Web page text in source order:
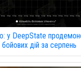
у DeepState
бойових дій за серпень